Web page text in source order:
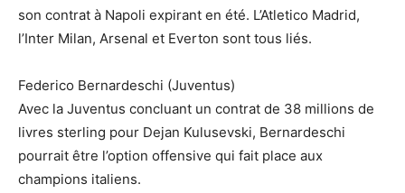
son contrat à Napoli expirant en été. L’Atletico Madrid,
l’Inter Milan, Arsenal et Everton sont tous liés.
Federico Bernardeschi (Juventus)
Avec la Juventus concluant un contrat de 38 millions de
livres sterling pour Dejan Kulusevski, Bernardeschi
pourrait être l’option offensive qui fait place aux
champions italiens.